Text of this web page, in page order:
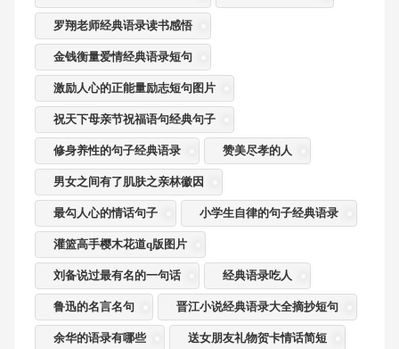
罗翔老师经典语录读书感悟
金钱衡量爱情经典语录短句
激励人心的正能量励志短句图片
祝天下母亲节祝福语句经典句子
修身养性的句子经典语录 赞美尽孝的人
男女之间有了肌肤之亲林徽因
最勾人心的情话句子 小学生自律的句子经典语录
灌篮高手樱木花道q版图片
刘备说过最有名的一句话 经典语录吃人
鲁迅的名言名句 晋江小说经典语录大全摘抄短句
余华的语录有哪些 送女朋友礼物贺卡情话简短